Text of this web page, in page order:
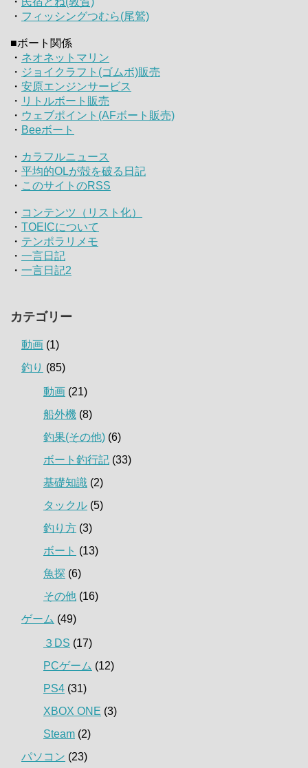
・ フィッシングつむら(尾鷲)
■ボート関係
・ ネオネットマリン
・ ジョイクラフト(ゴムボ)販売
・ 安原エンジンサービス
・ リトルボート販売
・ ウェブポイント(AFボート販売)
・ Beeボート
・ カラフルニュース
・ 平均的OLが殻を破る日記
・ このサイトのRSS
・ コンテンツ（リスト化）
・ TOEICについて
・ テンポラリメモ
・ 一言日記
・ 一言日記2
カテゴリー
動画 (1)
釣り (85)
動画 (21)
船外機 (8)
釣果(その他) (6)
ボート釣行記 (33)
基礎知識 (2)
タックル (5)
釣り方 (3)
ボート (13)
魚探 (6)
その他 (16)
ゲーム (49)
３DS (17)
PCゲーム (12)
PS4 (31)
XBOX ONE (3)
Steam (2)
パソコン (23)